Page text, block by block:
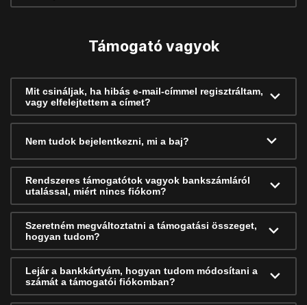
Támogató vagyok
Mit csináljak, ha hibás e-mail-címmel regisztráltam,
vagy elfelejtettem a címet?
Nem tudok bejelentkezni, mi a baj?
Rendszeres támogatótok vagyok bankszámláról
utalással, miért nincs fiókom?
Szeretném megváltoztatni a támogatási összeget,
hogyan tudom?
Lejár a bankkártyám, hogyan tudom módosítani a
számát a támogatói fiókomban?